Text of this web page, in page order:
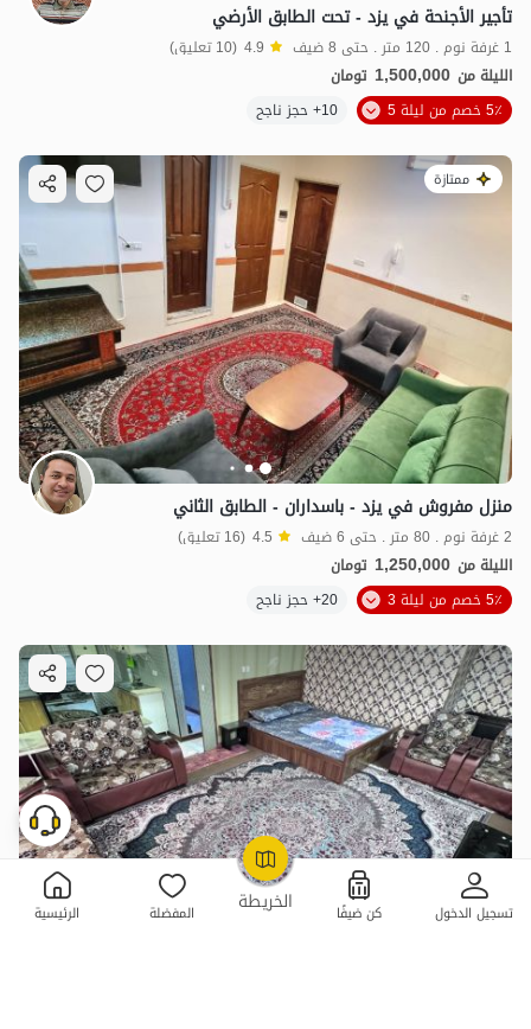
الخريطة تسجيل الدخول كن ضيفًا المفضلة الرئيسية
OpenStreetMap
تأجير الأجنحة في یزد - تحت الطابق الأرضي
1 غرفة نوم . 120 متر . حتى 8 ضيف 4.9 (10 تعليق)
الليلة من 1,500,000 تومان
5٪ خصم من ليلة 5
10+ حجز ناجح
ممتازة
منزل مفروش في يزد - باسداران - الطابق الثاني
2 غرفة نوم . 80 متر . حتى 6 ضيف 4.5 (16 تعليق)
الليلة من 1,250,000 تومان
5٪ خصم من ليلة 3
20+ حجز ناجح